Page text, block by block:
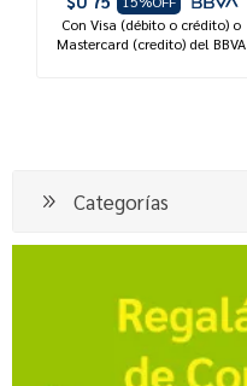
Con Visa (débito o crédito) o
Mastercard (credito) del BBVA
Categorías